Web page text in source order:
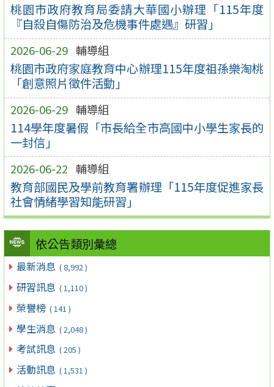
桃園市政府教育局委請大華國小辦理「115年度
『自殺自傷防治及危機事件處遇』研習」
2026-06-29 輔導組
桃園市政府家庭教育中心辦理115年度祖孫樂淘桃
「創意照片徵件活動」
2026-06-29 輔導組
114學年度暑假「市長給全市高國中小學生家長的
一封信」
2026-06-22 輔導組
教育部國民及學前教育署辦理「115年度促進家長
社會情緒學習知能研習」
依公告類別彙總
最新消息 ( 8,992 )
研習訊息 ( 1,110 )
榮譽榜 ( 141 )
學生消息 ( 2,048 )
考試訊息 ( 205 )
活動訊息 ( 1,531 )